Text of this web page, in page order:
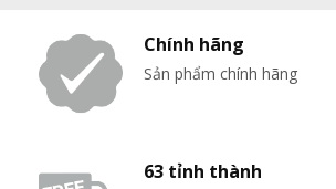
Chính hãng
Sản phẩm chính hãng
63 tỉnh thành